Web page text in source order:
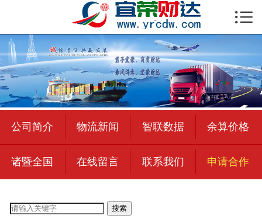
 首页
公司简介
物流新闻
绍兴至全国
合作加盟
宜荣智联

公司简介 物流新闻 智联数据 余算价格
诸暨全国 在线留言 联系我们 申请合作
搜索